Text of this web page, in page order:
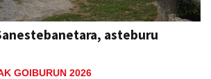
asteburu
GOIBURUN 2026